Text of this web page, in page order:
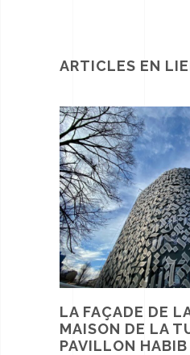
ARTICLES EN
LA FAÇADE DE
MAISON DE LA
PAVILLON